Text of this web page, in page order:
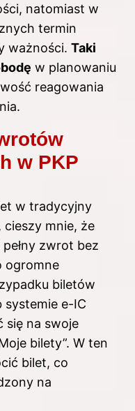
natomiast w
termin
ważności. Taki
w planowaniu
reagowania
w PKP
w tradycyjny
mnie, że
zwrot bez
ogromne
biletów
systemie e-IC
się na swoje
bilety”. W ten
bilet, co
na